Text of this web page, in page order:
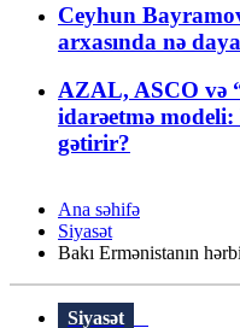
Ceyhun
arxasında nə
AZAL, ASCO və
idarəetmə
gətirir?
Ana səhifə
Siyasət
Bakı Ermənistanın
Siyasət